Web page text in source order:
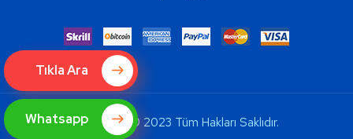
Tıkla Ara
WhatsappCopyright © 2023 Tüm Hakları Saklıdır.